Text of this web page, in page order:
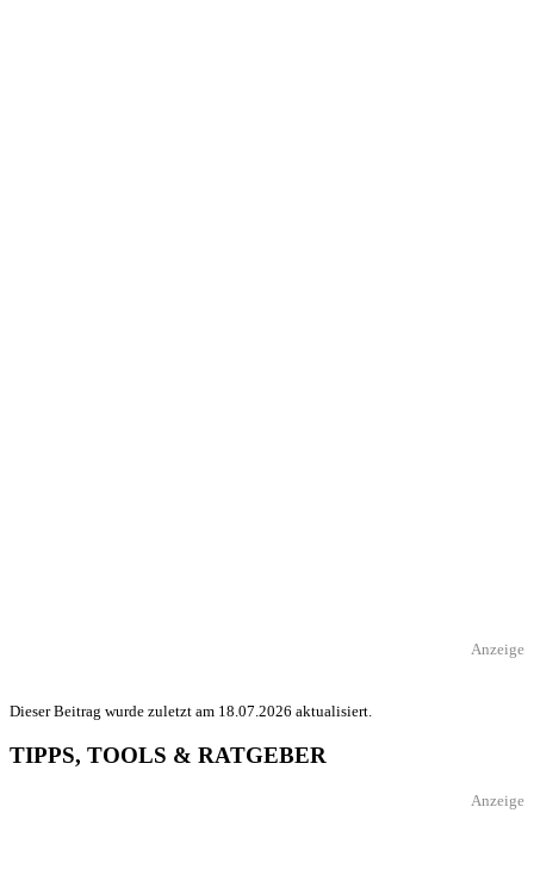
Anzeige
Dieser Beitrag wurde zuletzt am 18.07.2026 aktualisiert.
TIPPS, TOOLS & RATGEBER
Anzeige